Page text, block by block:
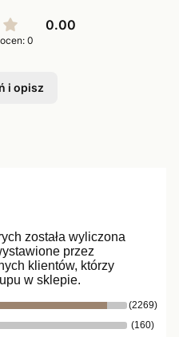
0.00
0
i opisz
została wyliczona
przez
klientów, którzy
w sklepie.
(2269)
(160)